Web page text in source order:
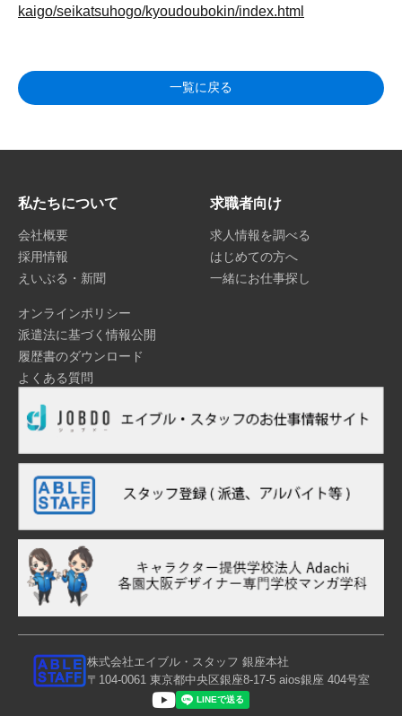
kaigo/seikatsuhogo/kyoudoubokin/index.html
一覧に戻る
私たちについて
会社概要
採用情報
えいぶる・新聞
求職者向け
求人情報を調べる
はじめての方へ
一緒にお仕事探し
オンラインポリシー
派遣法に基づく情報公開
履歴書のダウンロード
よくある質問
株式会社エイブル・スタッフ 銀座本社
〒104-0061 東京都中央区銀座8-17-5 aios銀座 404号室